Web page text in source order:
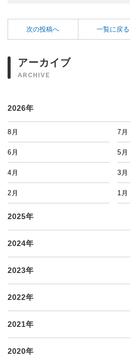
次の投稿へ 一覧に戻る
アーカイブ
ARCHIVE
2026年
8月 7月
6月 5月
4月 3月
2月 1月
2025年
2024年
2023年
2022年
2021年
2020年